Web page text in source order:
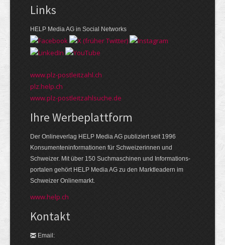
Links
HELP Media AG in Social Networks
www.plz-postleitzahl.ch
plz.help.ch
www.plz-postleitzahlsuche.de
Ihre Werbeplattform
Der Onlineverlag HELP Media AG publiziert seit 1996
Konsumenten­informationen für Schweizerinnen und
Schweizer. Mit über 150 Suchmaschinen und Informations­
portalen gehört HELP Media AG zu den Markt­leadern im
Schweizer Onlinemarkt.
www.help.ch
Kontakt
Email: